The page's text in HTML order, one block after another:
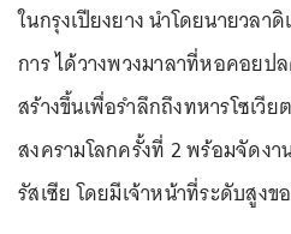
ในกรุงเปียงยาง นำโดยนายวลา
การ ได้วางพวงมาลาที่หอคอย
สร้างขึ้นเพื่อรำลึกถึงทหารโซเวี
สงครามโลกครั้งที่ 2 พร้อมจัดงา
รัสเซีย โดยมีเจ้าหน้าที่ระดับสูงข